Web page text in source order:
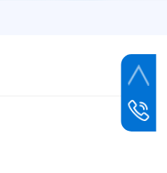
联系电话
400-